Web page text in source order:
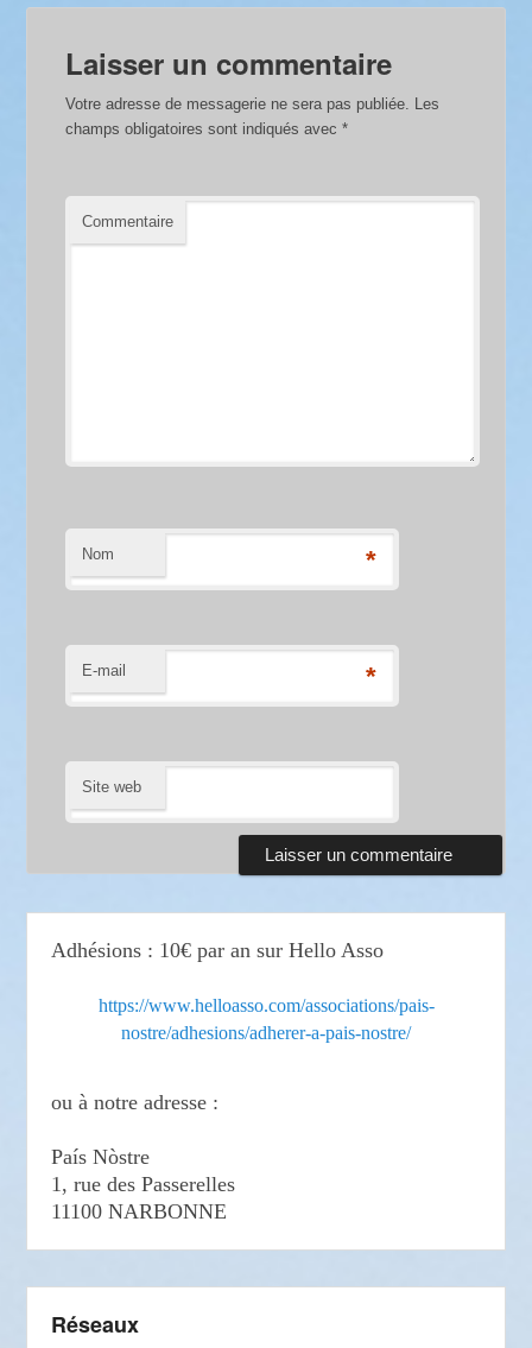
Laisser un commentaire
Votre adresse de messagerie ne sera pas publiée.
Les
champs obligatoires sont indiqués avec*
Commentaire
Nom *
E-mail *
Site web
Adhésions : 10€ par an sur Hello Asso
https://www.helloasso.com/associations/pais-
nostre/adhesions/adherer-a-pais-nostre/
ou à notre adresse :
País Nòstre
1, rue des Passerelles
11100 NARBONNE
Réseaux